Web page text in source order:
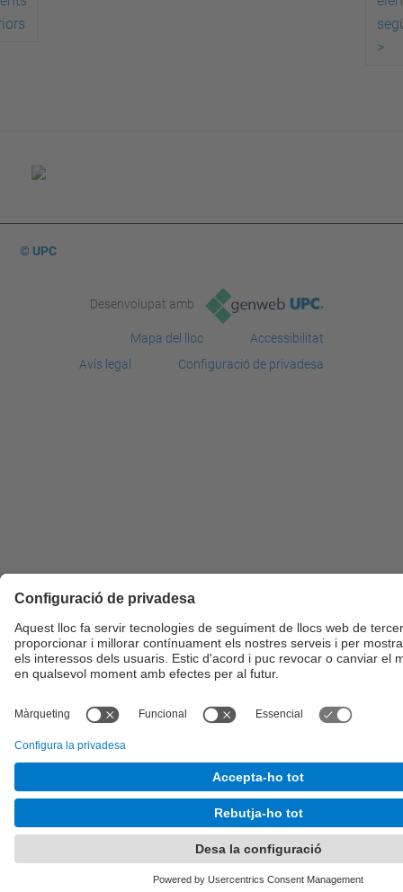
>
© UPC
Desenvolupat amb
Mapa del lloc
Accessibilitat
Avís legal
Configuració de privadesa